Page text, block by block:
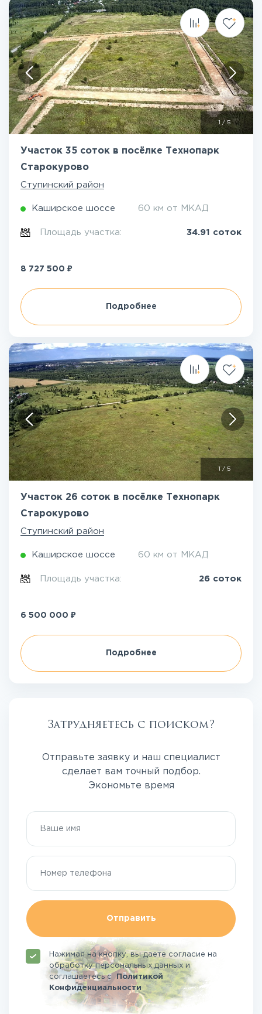
/ 5
Участок 35 соток в посёлке Технопарк
Старокурово
Ступинский район
Каширское шоссе 60 км от МКАД
Площадь участка: 34.91 соток
8 727 500 ₽
Подробнее
/ 5
Участок 26 соток в посёлке Технопарк
Старокурово
Ступинский район
Каширское шоссе 60 км от МКАД
Площадь участка: 26 соток
6 500 000 ₽
Подробнее
Затрудняетесь с поиском?
Отправьте заявку и наш специалист
сделает вам точный подбор.
Экономьте время
Отправить
Нажимая на кнопку, вы даете согласие на
обработку персональных данных и
соглашаетесьсПолитикой
Конфиденциальности